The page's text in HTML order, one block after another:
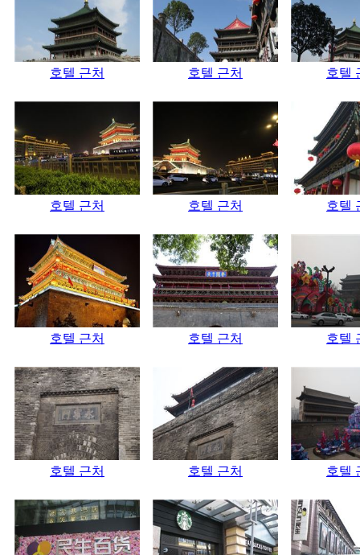
호텔 근처 호텔 근처 호텔
호텔 근처 호텔 근처 호텔
호텔 근처 호텔 근처 호텔
호텔 근처 호텔 근처 호텔